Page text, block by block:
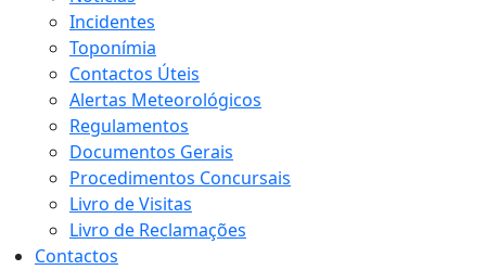
Incidentes
Toponímia
Contactos Úteis
Alertas Meteorológicos
Regulamentos
Documentos Gerais
Procedimentos Concursais
Livro de Visitas
Livro de Reclamações
Contactos